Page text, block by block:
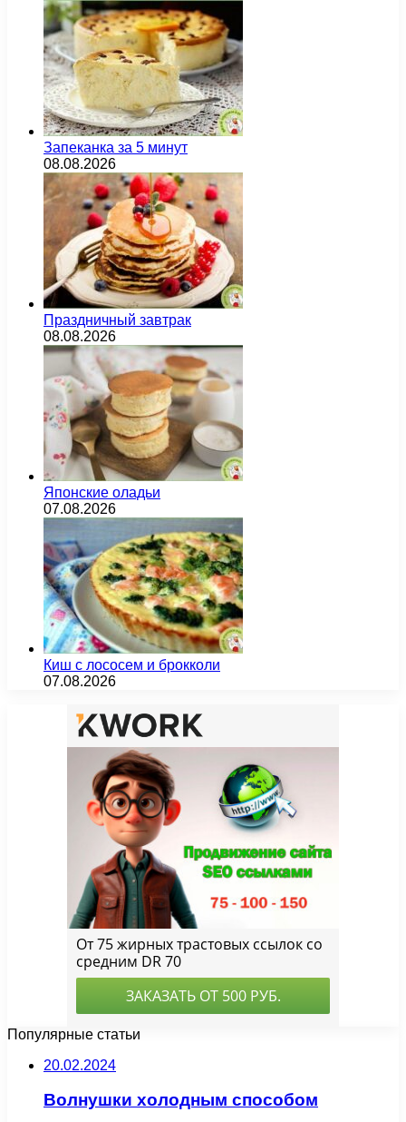
Запеканка за 5 минут
08.08.2026
Праздничный завтрак
08.08.2026
Японские оладьи
07.08.2026
Киш с лососем и брокколи
07.08.2026
Популярные статьи
20.02.2024
Волнушки холодным способом